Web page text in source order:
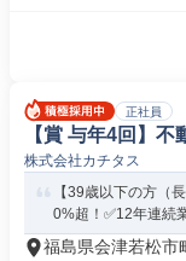
正社員
【賞 与年4回】不
株式会社カチタス
【39歳以下の方（
0%超！✅12年連続
福島県会津若松市